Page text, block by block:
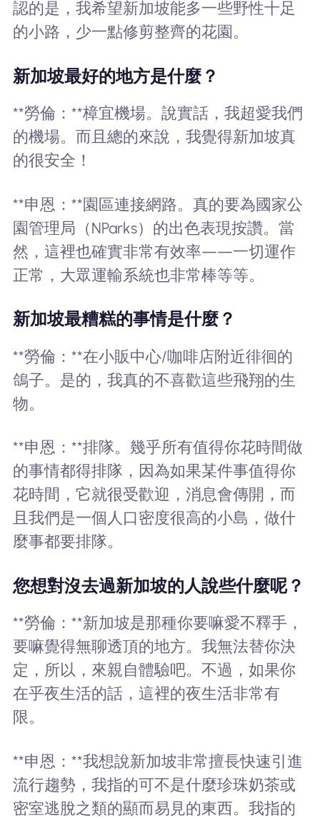
認的是，我希望新加坡能多一些野性十足
的小路，少一點修剪整齊的花園。
新加坡最好的地方是什麼？
**勞倫：**樟宜機場。說實話，我超愛我們
的機場。而且總的來說，我覺得新加坡真
的很安全！
**申恩：**園區連接網路。真的要為國家公
園管理局（NParks）的出色表現按讚。當
然，這裡也確實非常有效率——一切運作
正常，大眾運輸系統也非常棒等等。
新加坡最糟糕的事情是什麼？
**勞倫：**在小販中心/咖啡店附近徘徊的
鴿子。是的，我真的不喜歡這些飛翔的生
物。
**申恩：**排隊。幾乎所有值得你花時間做
的事情都得排隊，因為如果某件事值得你
花時間，它就很受歡迎，消息會傳開，而
且我們是一個人口密度很高的小島，做什
麼事都要排隊。
您想對沒去過新加坡的人說些什麼呢？
**勞倫：**新加坡是那種你要嘛愛不釋手，
要嘛覺得無聊透頂的地方。我無法替你決
定，所以，來親自體驗吧。不過，如果你
在乎夜生活的話，這裡的夜生活非常有
限。
**申恩：**我想說新加坡非常擅長快速引進
流行趨勢，我指的可不是什麼珍珠奶茶或
密室逃脫之類的顯而易見的東西。我指的